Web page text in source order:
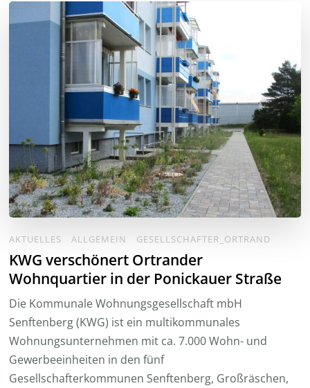
AKTUELLES ALLGEMEIN GESELLSCHAFTER_ORTRAND
KWG verschönert Ortrander
Wohnquartier in der Ponickauer Straße
Die Kommunale Wohnungsgesellschaft mbH
Senftenberg (KWG) ist ein multikommunales
Wohnungsunternehmen mit ca. 7.000 Wohn- und
Gewerbeeinheiten in den fünf
Gesellschafterkommunen Senftenberg, Großräschen,